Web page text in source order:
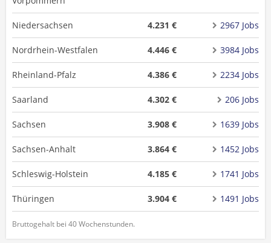
Niedersachsen 4.231 € 2967 Jobs
Nordrhein-Westfalen 4.446 € 3984 Jobs
Rheinland-Pfalz 4.386 € 2234 Jobs
Saarland 4.302 € 206 Jobs
Sachsen 3.908 € 1639 Jobs
Sachsen-Anhalt 3.864 € 1452 Jobs
Schleswig-Holstein 4.185 € 1741 Jobs
Thüringen 3.904 € 1491 Jobs
Bruttogehalt bei 40 Wochenstunden.